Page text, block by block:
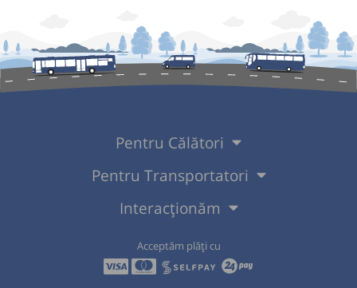
Pentru Călători
Pentru Transportatori
Interacționăm
Acceptăm plăți cu